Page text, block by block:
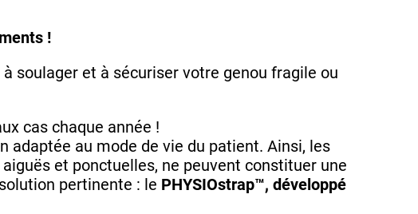
!
à soulager et à sécuriser votre genou fragile ou
cas chaque année !
adaptée au mode de vie du patient. Ainsi, les
et ponctuelles, ne peuvent constituer une
pertinente : le PHYSIOstrap™, développé